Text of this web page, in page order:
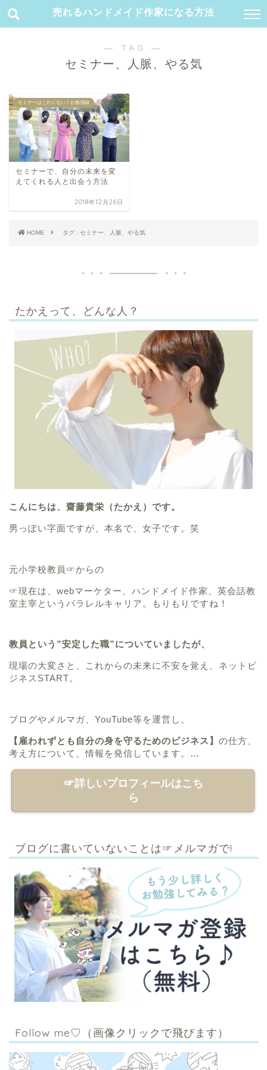
売れるハンドメイド作家になる方法
― TAG ―
セミナー、人脈、やる気
セミナーはこわくない！お勉強録
セミナーで、自分の未来を変
えてくれる人と出会う方法
2018年12月26日
HOME タグ : セミナー、人脈、やる気
たかえって、どんな人？
こんにちは、齋藤貴栄（たかえ）です。
男っぽい字面ですが、本名で、女子です。笑
元小学校教員☞からの
☞現在は、webマーケター、ハンドメイド作家、英会話教
室主宰というパラレルキャリア。
もりもりですね！
教員という”安定した職”についていましたが、
現場の大変さと、これからの未来に不安を覚え、ネットビ
ジネスSTART。
ブログやメルマガ、YouTube等を運営し、
【雇われずとも自分の身を守るためのビジネス】 の仕方、
考え方について、情報を発信しています。…
☞詳しいプロフィールはこち
ら
ブログに書いていないことは☞メルマガで!
Follow me♡（画像クリックで飛びます）